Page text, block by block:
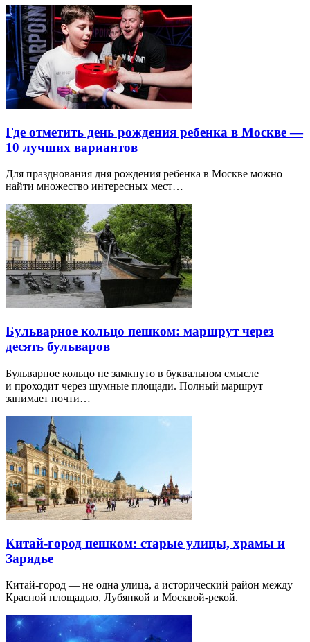
Где отметить день рождения ребенка в Москве —
10 лучших вариантов
Для празднования дня рождения ребенка в Москве можно
найти множество интересных мест…
Бульварное кольцо пешком: маршрут через
десять бульваров
Бульварное кольцо не замкнуто в буквальном смысле
и проходит через шумные площади. Полный маршрут
занимает почти…
Китай-город пешком: старые улицы, храмы и
Зарядье
Китай-город — не одна улица, а исторический район между
Красной площадью, Лубянкой и Москвой-рекой.